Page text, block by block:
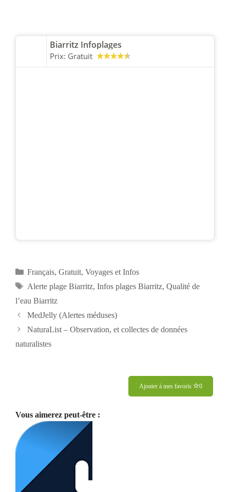
Biarritz Infoplages
Prix: Gratuit
Catégories
Français, Gratuit, Voyages et Infos
Étiquettes
Alerte plage Biarritz, Infos plages Biarritz, Qualité de
l’eau Biarritz
Navigation
des
MedJelly (Alertes méduses)
NaturaList – Observation, et collectes de données
naturalistes
Ajouter à mes favoris 0
Vous aimerez peut-être :